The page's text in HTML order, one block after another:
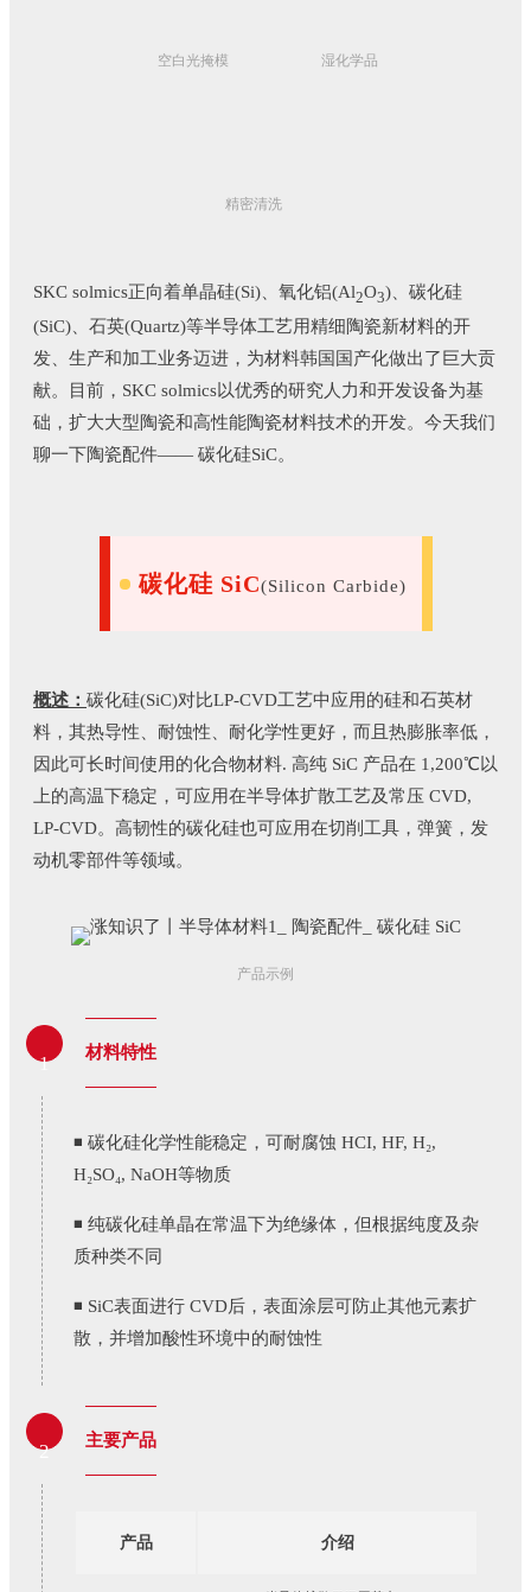
空白光掩模 湿化学品
精密清洗
SKC solmics正向着单晶硅(Si)、氧化铝(Al2O3)、碳化硅
(SiC)、石英(Quartz)等半导体工艺用精细陶瓷新材料的开
发、生产和加工业务迈进，为材料韩国国产化做出了巨大贡
献。目前，SKC solmics以优秀的研究人力和开发设备为基
础，扩大大型陶瓷和高性能陶瓷材料技术的开发。 今天我们
聊一下陶瓷配件—— 碳化硅SiC。
碳化硅 SiC(Silicon Carbide)
概述： 碳化硅(SiC)对比LP-CVD工艺中应用的硅和石英材
料，其热导性、耐蚀性、耐化学性更好，而且热膨胀率低，
因此可长时间使用的化合物材料. 高纯 SiC 产品在 1,200℃以
上的高温下稳定，可应用在半导体扩散工艺及常压 CVD,
LP-CVD。高韧性的碳化硅也可应用在切削工具，弹簧，发
动机零部件等领域。
产品示例
1 材料特性
◾ 碳化硅化学性能稳定，可耐腐蚀 HCI, HF, H₂,
H₂SO₄, NaOH等物质
◾ 纯碳化硅单晶在常温下为绝缘体，但根据纯度及杂
质种类不同
◾ SiC表面进行 CVD后，表面涂层可防止其他元素扩
散，并增加酸性环境中的耐蚀性
2 主要产品
产品 介绍